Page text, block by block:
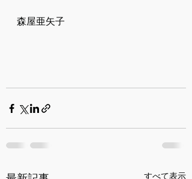
森屋亜矢子
すべて表示